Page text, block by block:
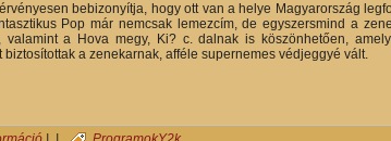
bebizonyítja, hogy ott van a helye Magyarország
Pop már nemcsak lemezcím, de egyszersmind a
valamint a Hova megy, Ki? c. dalnak is köszönhetően,
biztosítottak a zenekarnak, afféle supernemes védjeggyé vált.
A Supernem indítja a "koncert évadot" az Y2K-ban